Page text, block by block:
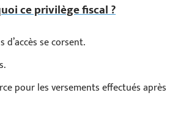
ce privilège fiscal ?
se corsent.
pour les versements effectués après